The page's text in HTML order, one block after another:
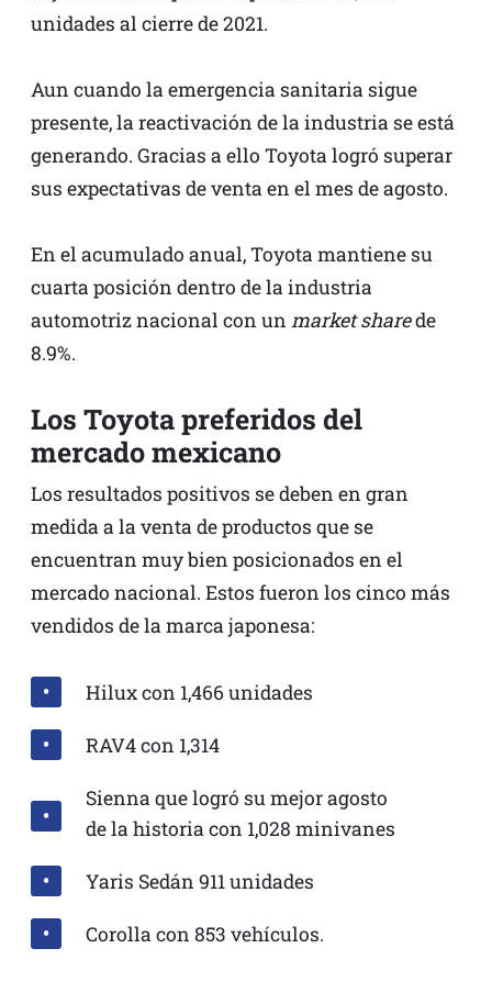
unidades al cierre de 2021.
Aun cuando la emergencia sanitaria sigue
presente, la reactivación de la industria se está
generando. Gracias a ello Toyota logró superar
sus expectativas de venta en el mes de agosto.
En el acumulado anual, Toyota mantiene su
cuarta posición dentro de la industria
automotriz nacional con un market sharede
8.9%.
Los Toyota preferidos del
mercado mexicano
Los resultados positivos se deben en gran
medida a la venta de productos que se
encuentran muy bien posicionados en el
mercado nacional. Estos fueron los cinco más
vendidos de la marca japonesa:
Hilux con 1,466 unidades
RAV4 con 1,314
Sienna que logró su mejor agosto
de la historia con 1,028 minivanes
Yaris Sedán 911 unidades
Corolla con 853 vehículos.